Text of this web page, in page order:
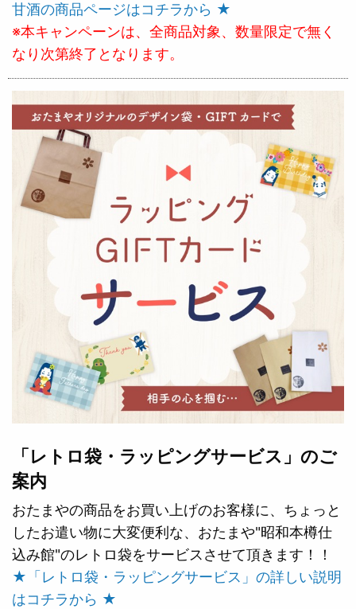
甘酒の商品ページはコチラから ★
※本キャンペーンは、全商品対象、数量限定で無く
なり次第終了となります。
「レトロ袋・ラッピングサービス」のご
案内
おたまやの商品をお買い上げのお客様に、ちょっと
したお遣い物に大変便利な、おたまや"昭和本樽仕
込み館"のレトロ袋をサービスさせて頂きます！！
★「レトロ袋・ラッピングサービス」の詳しい説明
はコチラから ★